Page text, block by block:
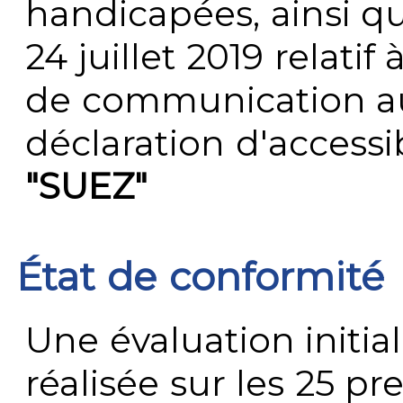
handicapées, ainsi
24 juillet 2019 relatif
de communication
déclaration
"SUEZ"
État de conformité
Une évaluation
réalisée sur les 25